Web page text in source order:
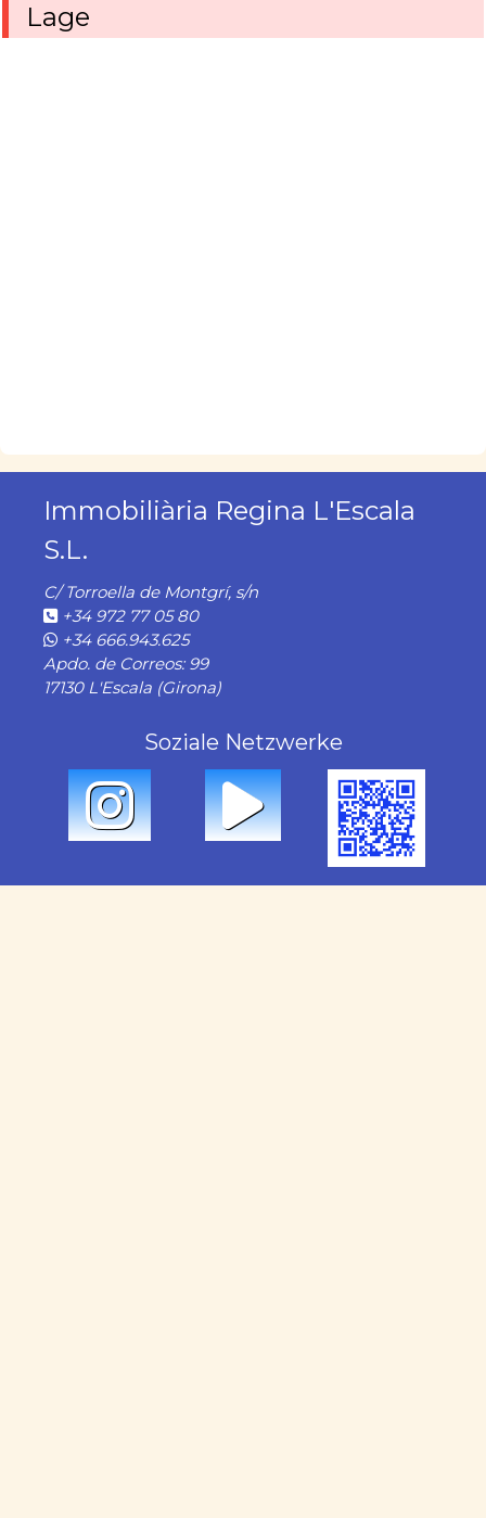
Lage
Immobiliària Regina L'Escala
S.L.
C/ Torroella de Montgrí, s/n
+34 972 77 05 80
+34 666.943.625
Apdo. de Correos: 99
17130 L'Escala (Girona)
Soziale Netzwerke